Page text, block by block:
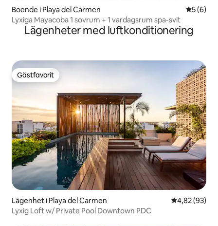
Boende i Playa del Carmen 5 av 5 i
5 (6)
Lyxiga Mayacoba 1 sovrum + 1 vardagsrum spa-svit
Lägenheter med luftkonditionering
Gästfavorit
Gästfavorit
Lägenhet i Playa del Carmen 4,82 av 5 i
4,82 (93)
Lyxig Loft w/ Private Pool Downtown PDC